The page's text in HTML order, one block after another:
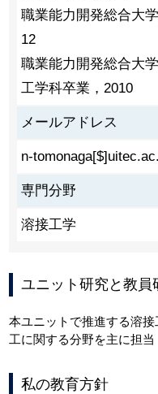
職業能力開発総合大
12
職業能力開発総合大
工学科卒業，2010
メールアドレス
n-
専門分野
溶接工学
ユニット研究と教員
本ユニットで推進する溶
工に関する分野を主に担当
私の教育方針